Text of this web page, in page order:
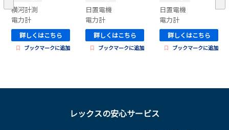
L05
横河計測
電力計
詳しくはこちら
ブックマークに追加
日置電機
電力計
詳しくはこちら
ブックマークに追加
日置電機
電力計
詳しくはこちら
ブックマークに追加
レックスの安心サービス